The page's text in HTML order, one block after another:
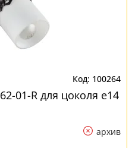
100264
01-R для цоколя e14
архив